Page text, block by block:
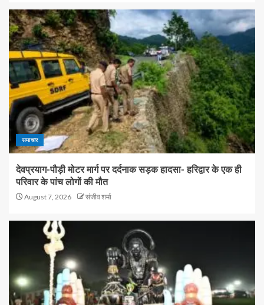
समाचार
देवप्रयाग-पौड़ी मोटर मार्ग पर दर्दनाक सड़क हादसा- हरिद्वार के एक ही
परिवार के पांच लोगों की मौत
August 7, 2026 संजीव शर्मा